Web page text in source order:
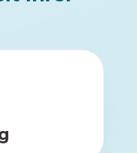
sank nach
mit ViViRA